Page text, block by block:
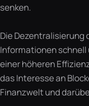
senken.
Die Dezentralisierung
Informationen schnell
einer höheren
das Interesse an
Finanzwelt und